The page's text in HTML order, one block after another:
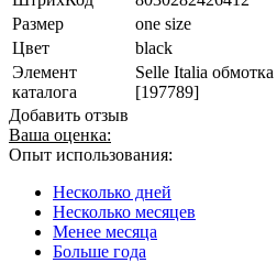
Размер
one size
Цвет
black
Элемент
каталога
Selle Italia
[197789]
Добавить отзыв
Ваша оценка:
Опыт использования:
Несколько дней
Несколько месяцев
Менее месяца
Больше года